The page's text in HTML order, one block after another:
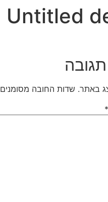
Untitled
באתר. שדות החובה מסומנים
*